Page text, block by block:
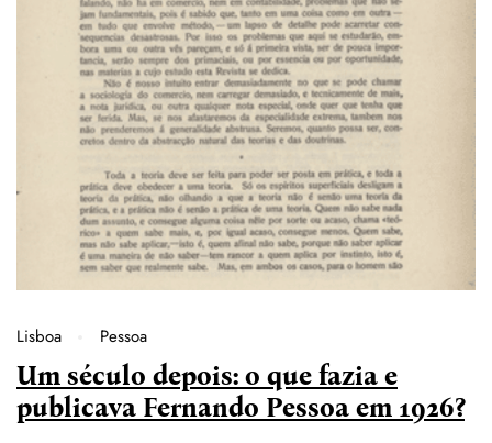
Lisboa Pessoa
Um século depois: o que fazia e
publicava Fernando Pessoa em 1926?